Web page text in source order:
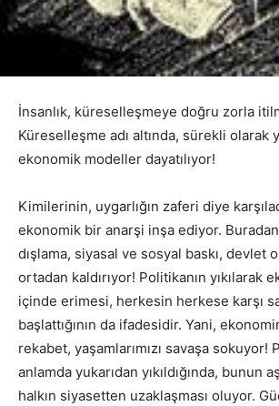
İnsanlık, küreselleşmeye doğru zorla
Küreselleşme adı altında, sürekli olarak
ekonomik modeller dayatılıyor!
Kimilerinin, uygarlığın zaferi diye
ekonomik bir anarşi inşa ediyor.
dışlama, siyasal ve sosyal baskı, devlet
ortadan kaldırıyor! Politikanın yıkılarak
içinde erimesi, herkesin herkese karşı
başlattığının da ifadesidir. Yani,
rekabet, yaşamlarımızı savaşa sokuyor!
anlamda yukarıdan yıkıldığında, bunun
halkın siyasetten uzaklaşması oluyor.